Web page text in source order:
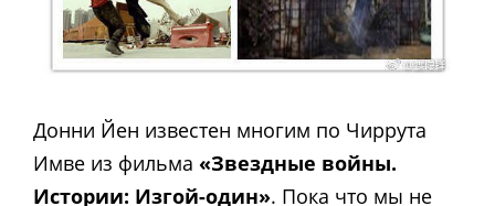
Донни Йен известен многим по Чиррута
Имве из фильма «Звездные войны.
Истории: Изгой-один». Пока что мы не